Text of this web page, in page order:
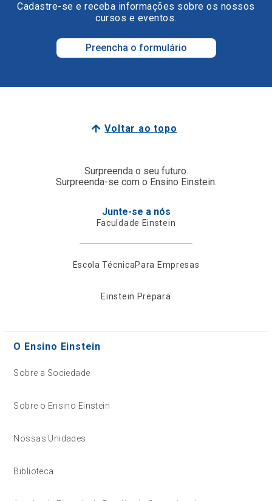
Cadastre-se e receba informações sobre os nossos
cursos e eventos.
Preencha o formulário
Voltar ao topo
Surpreenda o seu futuro.
Surpreenda-se com o Ensino Einstein.
Junte-se a nós
Faculdade Einstein
Escola TécnicaPara Empresas
Einstein Prepara
O Ensino Einstein
Sobre a Sociedade
Sobre o Ensino Einstein
Nossas Unidades
Biblioteca